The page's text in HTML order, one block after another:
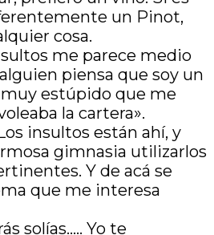
un Pinot,
cosa.
me parece medio
piensa que soy un
estúpido que me
la cartera».
insultos están ahí, y
gimnasia utilizarlos
Y de acá se
que me interesa
solías….. Yo te